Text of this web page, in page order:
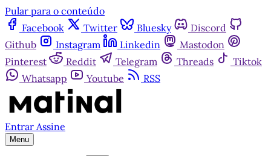
Pular para o conteúdo
Facebook
Twitter Bluesky
Discord
Github
Instagram Linkedin
Mastodon
Pinterest
Reddit Telegram Threads
Tiktok
Whatsapp
Youtube RSS
Entrar Assine
Menu